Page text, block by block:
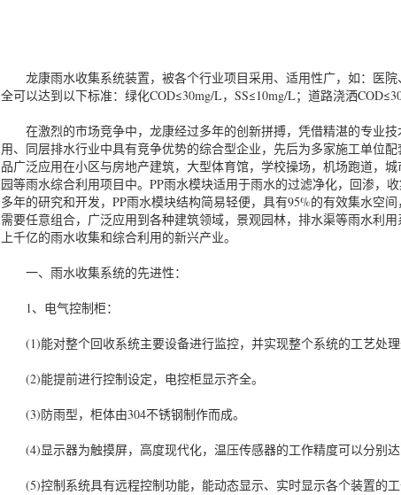
龙康雨水收集系统装置，被各个行业项目采用、适用性广，如：医院
全可以达到以下标准：绿化COD≤30mg/L，SS≤10mg/L；道路浇洒
在激烈的市场竞争中，龙康经过多年的创新拼搏，凭借精湛的专业技
用、同层排水行业中具有竞争优势的综合型企业，先后为多家施工单位
品广泛应用在小区与房地产建筑，大型体育馆，学校操场，机场跑道，
园等雨水综合利用项目中。PP雨水模块适用于雨水的过滤净化，回渗，
多年的研究和开发，PP雨水模块结构简易轻便，具有95%的有效集水空
需要任意组合，广泛应用到各种建筑领域，景观园林，排水渠等雨水利
上千亿的雨水收集和综合利用的新兴产业。
一、雨水收集系统的先进性：
1、电气控制柜：
(1)能对整个回收系统主要设备进行监控，并实现整个系统的工艺处理
(2)能提前进行控制设定，电控柜显示齐全。
(3)防雨型，柜体由304不锈钢制作而成。
(4)显示器为触摸屏，高度现代化，温压传感器的工作精度可以分别达
(5)控制系统具有远程控制功能，能动态显示、实时显示各个装置的工